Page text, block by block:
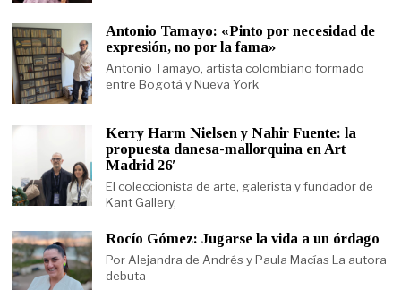
Antonio Tamayo: «Pinto por necesidad de
expresión, no por la fama»
Antonio Tamayo, artista colombiano formado
entre Bogotá y Nueva York
Kerry Harm Nielsen y Nahir Fuente: la
propuesta danesa-mallorquina en Art
Madrid 26′
El coleccionista de arte, galerista y fundador de
Kant Gallery,
Rocío Gómez: Jugarse la vida a un órdago
Por Alejandra de Andrés y Paula Macías La autora
debuta